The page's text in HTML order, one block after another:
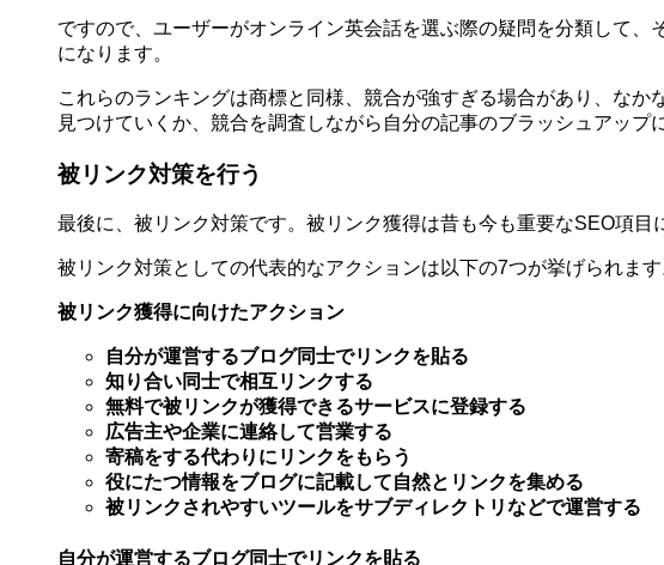
ですので、ユーザーがオンライン英会話を選ぶ際の疑問を分類して
になります。
これらのランキングは商標と同様、競合が強すぎる場合があり、な
見つけていくか、競合を調査しながら自分の記事のブラッシュアップ
被リンク対策を行う
最後に、被リンク対策です。被リンク獲得は昔も今も重要なSEO項目
被リンク対策としての代表的なアクションは以下の7つが挙げられます
被リンク獲得に向けたアクション
自分が運営するブログ同士でリンクを貼る
知り合い同士で相互リンクする
無料で被リンクが獲得できるサービスに登録する
広告主や企業に連絡して営業する
寄稿をする代わりにリンクをもらう
役にたつ情報をブログに記載して自然とリンクを集める
被リンクされやすいツールをサブディレクトリなどで運営する
自分が運営するブログ同士でリンクを貼る